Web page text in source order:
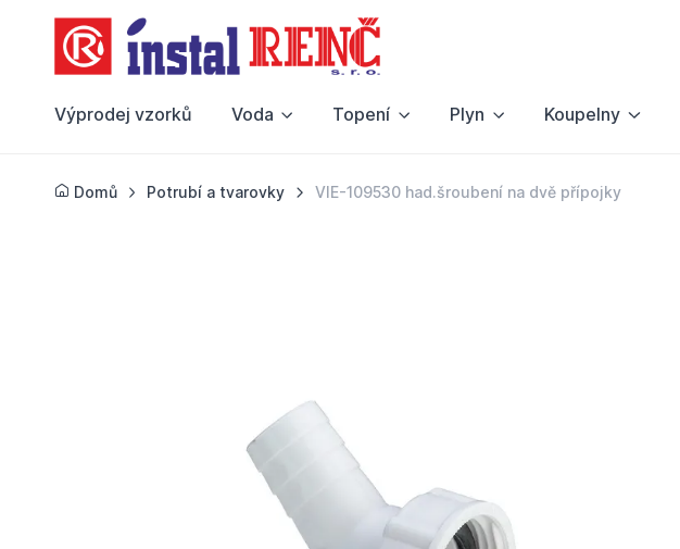
Výprodej vzorků Voda Topení Plyn Koupelny
Domů Potrubí a tvarovky VIE-109530 had.šroubení na dvě přípojky